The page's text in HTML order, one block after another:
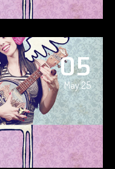
05
May 25